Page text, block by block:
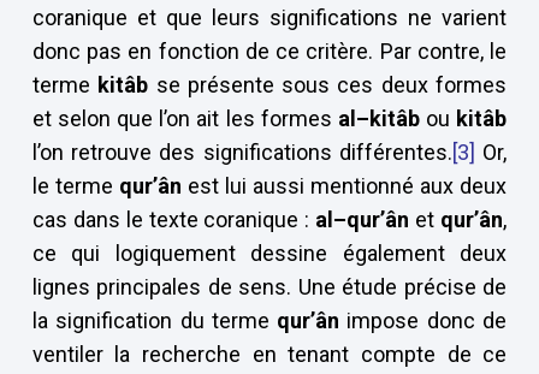
coranique et que leurs significations ne varient
donc pas en fonction de ce critère. Par contre, le
terme kitâb se présente sous ces deux formes
et selon que l’on ait les formes al–kitâbou kitâb
l’on retrouve des significations différentes.[3] Or,
le terme qur’ân est lui aussi mentionné aux deux
cas dans le texte coranique : al–qur’ân et qur’ân,
ce qui logiquement dessine également deux
lignes principales de sens. Une étude précise de
la signification du terme qur’ân impose donc de
ventiler la recherche en tenant compte de ce